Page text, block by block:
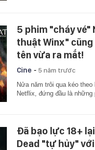
5 phim "cháy vé"
thuật Winx"
tên vừa ra mắt!
Cine - 5 năm trước
Nửa năm trôi qua kéo
Netflix, đứng đầu là những
Đã bạo lực 18+
Dead "tự hủy"